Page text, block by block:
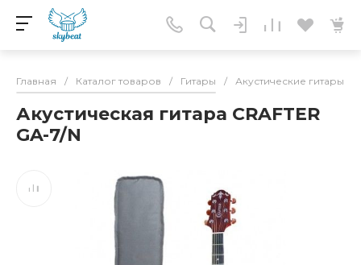
Главная / Каталог товаров / Гитары / Акустические гитары
Акустическая гитара CRAFTER
GA-7/N